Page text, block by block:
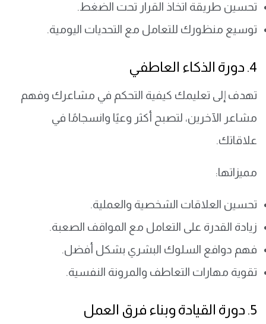
تحسين طريقة اتخاذ القرار تحت الضغط.
توسيع منظورك للتعامل مع التحديات اليومية.
4. دورة الذكاء العاطفي
تهدف إلى تعليمك كيفية التحكم في مشاعرك وفهم
مشاعر الآخرين، لتصبح أكثر وعيًا وانسجامًا في
علاقاتك.
مميزاتها:
تحسين العلاقات الشخصية والعملية.
زيادة القدرة على التعامل مع المواقف الصعبة.
فهم دوافع السلوك البشري بشكل أفضل.
تقوية مهارات التعاطف والمرونة النفسية.
5. دورة القيادة وبناء فرق العمل